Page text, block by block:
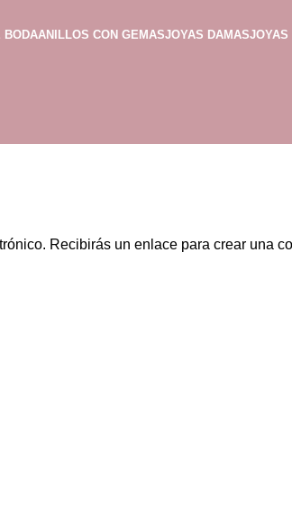
BODAANILLOS CON GEMASJOYAS DAMASJOYAS
Recibirás un enlace para crear una